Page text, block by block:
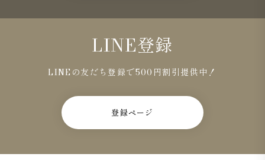
LINE登録
LINEの友だち登録で500円割引提供中！
登録ページ